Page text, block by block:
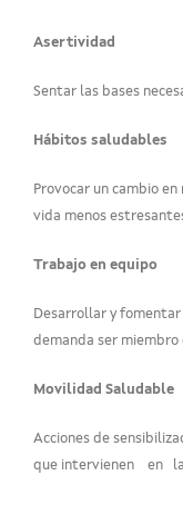
Asertividad
Sentar las bases
Hábitos saludables
Provocar un cambio
vida menos
Trabajo en equipo
Desarrollar y
demanda ser
Movilidad Saludable
Acciones de
que intervienen en la